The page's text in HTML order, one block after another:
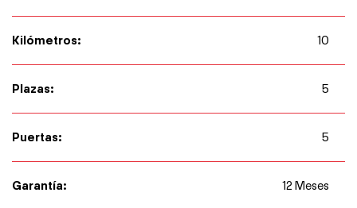
Kilómetros: 10
Plazas: 5
Puertas: 5
Garantía: 12 Meses